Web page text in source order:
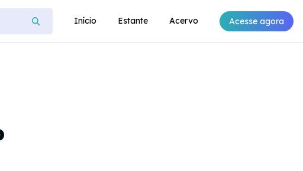
Início Estante Acervo Acesse agora